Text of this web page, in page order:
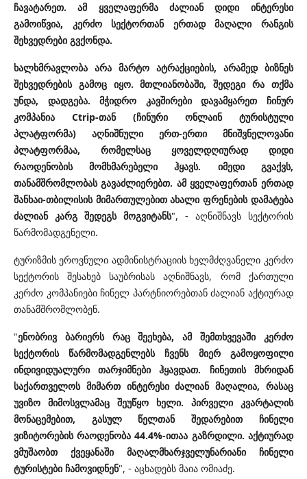
ჩავატარეთ. ამ ყველაფერმა ძალიან დიდი ინტერესი
გამოიწვია, კერძო სექტორთან ერთად მაღალი რანგის
შეხვედრები გვქონდა.
ხალხმრავლობა არა მარტო ატრაქციების, არამედ ბიზნეს
შეხვედრების გამოც იყო. მთლიანობაში, შედეგი რა თქმა
უნდა, დადგება.მჭიდრო კავშირები დავამყარეთ ჩინურ
კომპანია Ctrip-თან (ჩინური ონლაინ ტურისტული
პლატფორმა) აღნიშნული ერთ-ერთი მნიშვნელოვანი
პლატფორმაა, რომელსაც ყოველდღიურად დიდი
რაოდენობის მომხმარებელი ჰყავს. იმედი გვაქვს,
თანამშრომლობას გავაძლიერებთ. ამ ყველაფერთან ერთად
შანხაი-თბილისის მიმართულებით ახალი ფრენების დამატება
ძალიან კარგ შედეგს მოგვიტანს", - აღნიშნავს სექტორის
წარმომადგენელი.
ტურიზმის ეროვნული ადმინისტრაციის ხელმძღვანელი კერძო
სექტორის შესახებ საუბრისას აღნიშნავს, რომ ქართული
კერძო კომპანიები ჩინელ პარტნიორებთან ძალიან აქტიურად
თანამშრომლობენ.
"ენობრივ ბარიერს რაც შეეხება, ამ შემთხვევაში კერძო
სექტორის წარმომადგენლებს ჩვენს მიერ გამოყოფილი
ინდივიდუალური თარჯიმნები ჰყავდათ. ჩინეთის მხრიდან
საქართველოს მიმართ ინტერესი ძალიან მაღალია, რასაც
უვიზო მიმოსვლამაც შეუწყო ხელი. პირველი კვარტალის
მონაცემებით, გასულ წელთან შედარებით ჩინელი
ვიზიტორების რაოდენობა 44.4%-ითაა გაზრდილი. აქტიურად
ვმუშაობთ ქვეყანაში მაღალმხარჯველუნარიანი ჩინელი
ტურისტები ჩამოვიდნენ", - აცხადებს მაია ომიაძე.